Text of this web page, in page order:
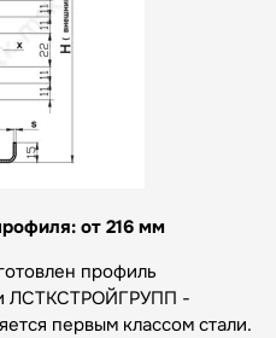
от 216 мм
профиль
ЛСТКСТРОЙГРУПП -
первым классом стали.